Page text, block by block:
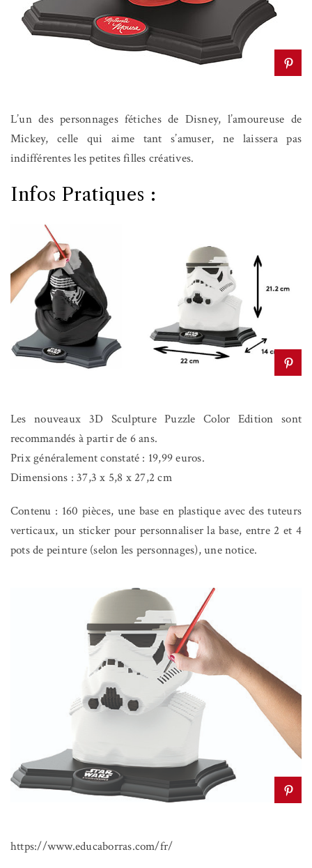
L’un des personnages fétiches de Disney, l’amoureuse de
Mickey, celle qui aime tant s’amuser, ne laissera pas
indifférentes les petites filles créatives.
Infos Pratiques :
Les nouveaux 3D Sculpture Puzzle Color Edition sont
recommandés à partir de 6 ans.
Prix généralement constaté : 19,99 euros.
Dimensions : 37,3 x 5,8 x 27,2 cm
Contenu : 160 pièces, une base en plastique avec des tuteurs
verticaux, un sticker pour personnaliser la base, entre 2 et 4
pots de peinture (selon les personnages), une notice.
https://www.educaborras.com/fr/